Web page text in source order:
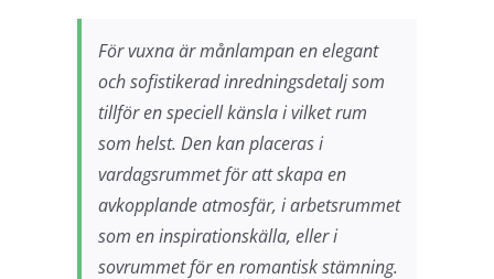
För vuxna är månlampan en elegant
och sofistikerad inredningsdetalj som
tillför en speciell känsla i vilket rum
som helst. Den kan placeras i
vardagsrummet för att skapa en
avkopplande atmosfär, i arbetsrummet
som en inspirationskälla, eller i
sovrummet för en romantisk stämning.